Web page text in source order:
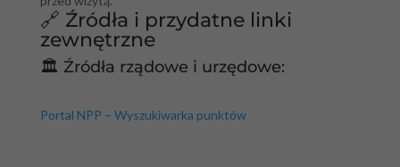
🔗 Źródła i przydatne linki
zewnętrzne
🏛️ Źródła rządowe i urzędowe:
Portal NPP – Wyszukiwarka punktów